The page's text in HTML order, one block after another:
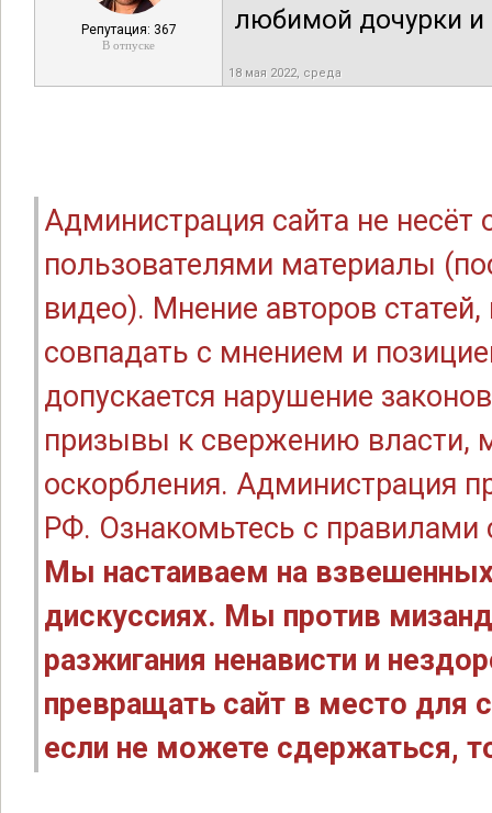
Репутация: 367
В отпуске
любимой дочурки и
18 мая 2022, среда
Администрация сайта не
пользователями материалы
видео). Мнение авторов
совпадать с мнением и
допускается нарушение
призывы к свержению власти,
оскорбления. Администрация
РФ. Ознакомьтесь с правилами
Мы настаиваем на
дискуссиях. Мы против
разжигания ненависти и
превращать сайт в место для
если не можете сдержаться,